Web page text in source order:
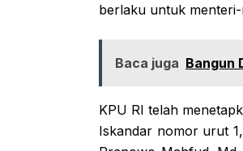
berlaku untuk
Baca juga Bangun
KPU RI telah
Iskandar nomor urut